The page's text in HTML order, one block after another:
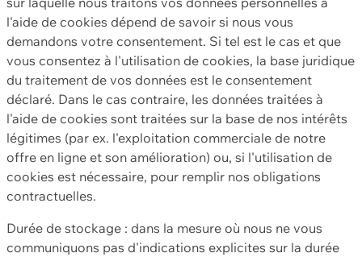
l'aide de cookies dépend de savoir si nous vous
demandons votre consentement. Si tel est le cas et que
vous consentez à l'utilisation de cookies, la base juridique
du traitement de vos données est le consentement
déclaré. Dans le cas contraire, les données traitées à
l'aide de cookies sont traitées sur la base de nos intérêts
légitimes (par ex. l'exploitation commerciale de notre
offre en ligne et son amélioration) ou, si l'utilisation de
cookies est nécessaire, pour remplir nos obligations
contractuelles.
Durée de stockage : dans la mesure où nous ne vous
communiquons pas d'indications explicites sur la durée